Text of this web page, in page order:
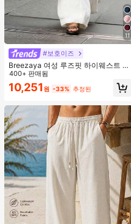
11
#보호이즈
Breezaya 여성 루즈핏 하이웨스트 와
이드 레그 팬츠, 우아한 화이트 시크
여름 휴가 홀리데이, 솔리드 컬러 다용
도 캐주얼 일상 착용 비치 바지
400+ 판매됨
10,251 원 -33% 추정된